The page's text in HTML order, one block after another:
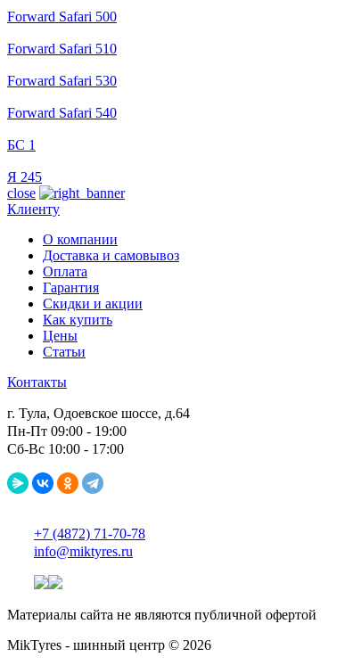
Forward Safari 500
Forward Safari 510
Forward Safari 530
Forward Safari 540
БС 1
Я 245
close
Клиенту
О компании
Доставка и самовывоз
Оплата
Гарантия
Скидки и акции
Как купить
Цены
Статьи
Контакты
г. Тула, Одоевское шоссе, д.64
Пн-Пт 09:00 - 19:00
Сб-Вс 10:00 - 17:00
+7 (4872) 71-70-78
info@miktyres.ru
Материалы сайта не являются публичной офертой
MikTyres - шинный центр © 2026